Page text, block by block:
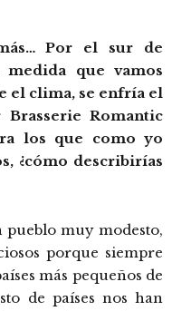
Por el sur de
que vamos
el clima, se enfría el
Romantic
los que como yo
¿cómo describirías
pueblo muy modesto,
porque siempre
más pequeños de
de países nos han